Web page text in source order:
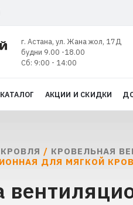
г. Астана, ул. Жана жол, 17Д
будни 9.00 -18.00
Сб: 9:00 - 14:00
КАТАЛОГ АКЦИИ И СКИДКИ
КРОВЛЯ / КРОВЕЛЬНАЯ
ДЛЯ МЯГКОЙ